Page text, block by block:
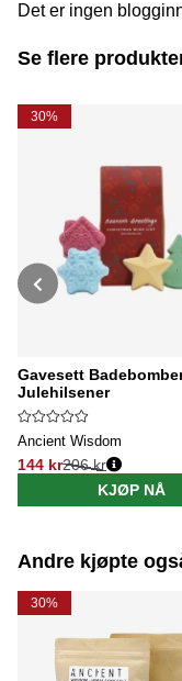
Det er ingen
Se flere
30%
Gavesett
Julehilsener
Ancient Wisdom
144 kr
Vanlig pris:
206 kr
KJØP NÅ
Andre kjøpte
30%